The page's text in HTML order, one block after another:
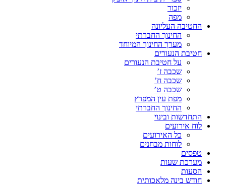
יזכור
מפה
החטיבה העליונה
החינוך החברתי
מערך החינוך המיוחד
חטיבת הנעורים
על חטיבת הנעורים
שכבה ז’
שכבה ח’
שכבה ט’
מפת עין המפרץ
החינוך החברתי
התחדשות ובינוי
לוח אירועים
כל האירועים
לוחות מבחנים
טפסים
מערכת שעות
הסעות
חודש בינה מלאכותית